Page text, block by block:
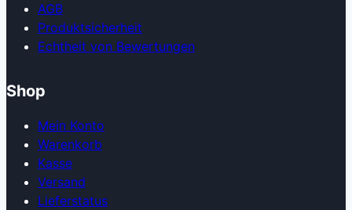
AGB
Produkt­sicherheit
Echtheit von Bewertungen
Shop
Mein Konto
Warenkorb
Kasse
Versand
Lieferstatus